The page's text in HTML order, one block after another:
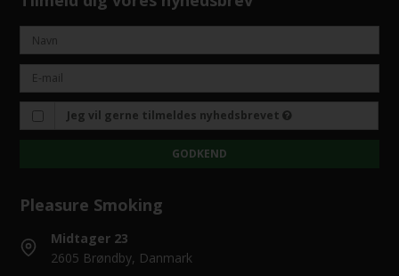
Jeg vil gerne tilmeldes nyhedsbrevet
GODKEND
Pleasure Smoking
Midtager 23
2605 Brøndby, Danmark